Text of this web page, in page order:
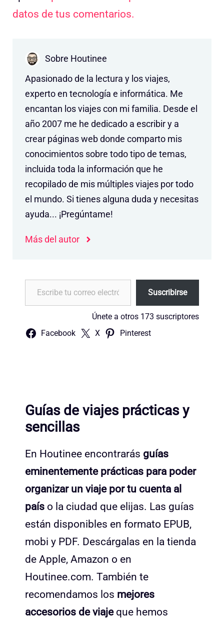
datos de tus comentarios.
Sobre Houtinee
Apasionado de la lectura y los viajes,
experto en tecnología e informática. Me
encantan los viajes con mi familia. Desde el
año 2007 me he dedicado a escribir y a
crear páginas web donde comparto mis
conocimientos sobre todo tipo de temas,
incluida toda la información que he
recopilado de mis múltiples viajes por todo
el mundo. Si tienes alguna duda y necesitas
ayuda... ¡Pregúntame!
Más del autor
Escribe tu correo electrónico…
Suscribirse
Únete a otros 173 suscriptores
Facebook X Pinterest
Guías de viajes prácticas y
sencillas
En Houtinee encontrarás guías
eminentemente prácticas para poder
organizar un viaje por tu cuenta al
país o la ciudad que elijas. Las guías
están disponibles en formato EPUB,
mobi y PDF. Descárgalas en la tienda
de Apple, Amazon o en
Houtinee.com. También te
recomendamos los mejores
accesorios de viajeque hemos